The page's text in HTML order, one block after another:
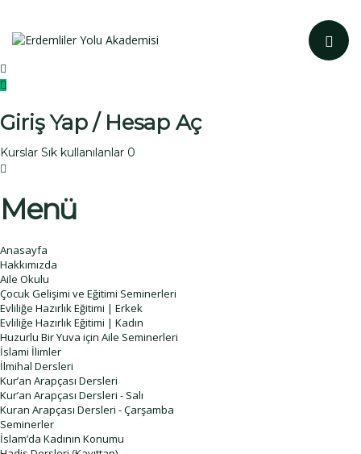
Toggle
Giriş Yap / Hesap Aç
Kurslar Sık kullanılanlar 0
Menü
Anasayfa
Hakkımızda
Aile Okulu
Çocuk Gelişimi ve Eğitimi Seminerleri
Evliliğe Hazırlık Eğitimi | Erkek
Evliliğe Hazırlık Eğitimi | Kadın
Huzurlu Bir Yuva için Aile Seminerleri
İslami İlimler
İlmihal Dersleri
Kur’an Arapçası Dersleri
Kur’an Arapçası Dersleri - Salı
Kuran Arapçası Dersleri - Çarşamba
Seminerler
İslam’da Kadının Konumu